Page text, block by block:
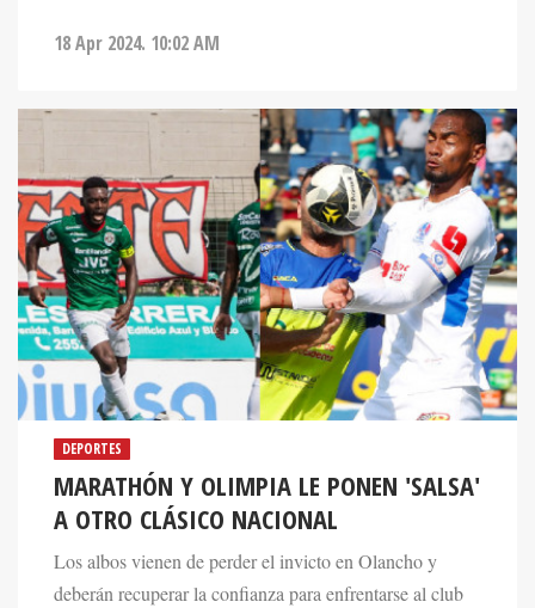
18 Apr 2024. 10:02 AM
DEPORTES
MARATHÓN Y OLIMPIA LE PONEN 'SALSA'
A OTRO CLÁSICO NACIONAL
Los albos vienen de perder el invicto en Olancho y
deberán recuperar la confianza para enfrentarse al club